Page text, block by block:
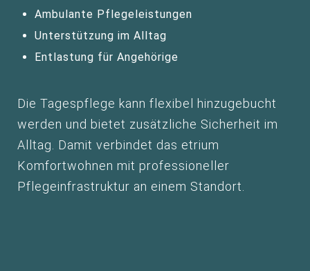
Ambulante Pflegeleistungen
Unterstützung im Alltag
Entlastung für Angehörige
Die Tagespflege kann flexibel hinzugebucht
werden und bietet zusätzliche Sicherheit im
Alltag. Damit verbindet das etrium
Komfortwohnen mit professioneller
Pflegeinfrastruktur an einem Standort.